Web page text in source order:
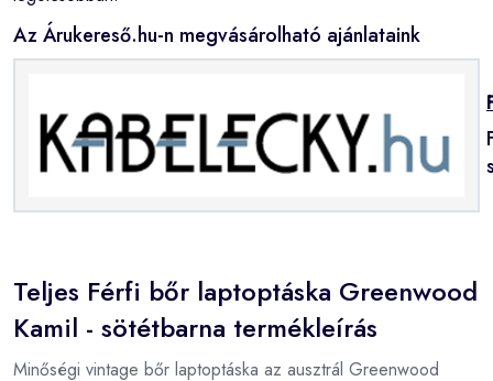
Az Árukereső.hu-n megvásárolható ajánlataink
Teljes Férfi bőr laptoptáska Greenwood
Kamil - sötétbarna termékleírás
Minőségi vintage bőr laptoptáska az ausztrál Greenwood